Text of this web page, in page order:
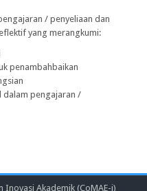
/ penyeliaan dan
yang merangkumi:
penambahbaikan
dalam pengajaran /
Inovasi Akademik (CoMAE-i)